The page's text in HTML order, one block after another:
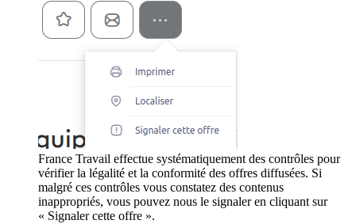
France Travail effectue systématiquement des contrôles pour
vérifier la légalité et la conformité des offres diffusées. Si
malgré ces contrôles vous constatez des contenus
inappropriés, vous pouvez nous le signaler en cliquant sur
« Signaler cette offre ».